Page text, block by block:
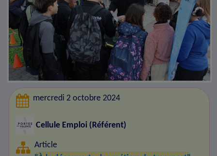
mercredi 2 octobre 2024
Cellule Emploi (Référent)
Article